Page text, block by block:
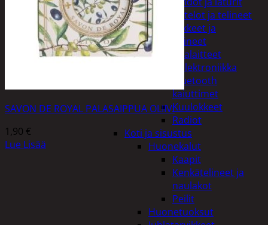
Kotelot ja telineet
Tv-tarvikkeet ja
seinätelineet
Varavirtalaitteet
Viihde-elektroniikka
Bluetooth
kaiuttimet
Kuulokkeet
Radiot
Koti ja sisustus
Huonekalut
Kaapit
Kenkätelineet ja
naulakot
Peilit
Huonetuoksut
SAVON DE ROYAL PALASAIPPUA OLIIVI
1,90 €
Lue Lisää